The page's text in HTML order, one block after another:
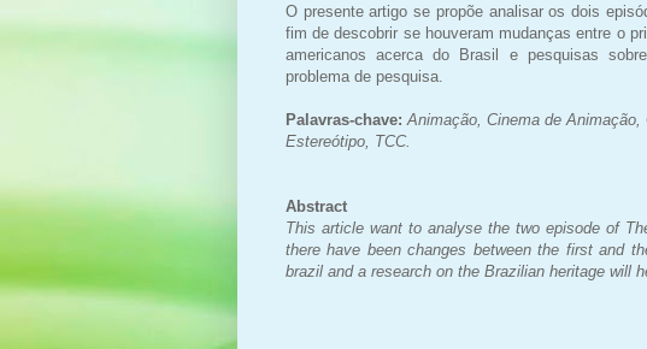
O presente artigo se propõe analisar os dois
fim de descobrir se houveram mudanças entre o
americanos acerca do Brasil e pesquisas
problema de pesquisa.
Palavras-chave: Animação, Cinema de
Estereótipo, TCC.
Abstract
This article want to analyse the two episode of
there have been changes between the first and
brazil and a research on the Brazilian heritage will